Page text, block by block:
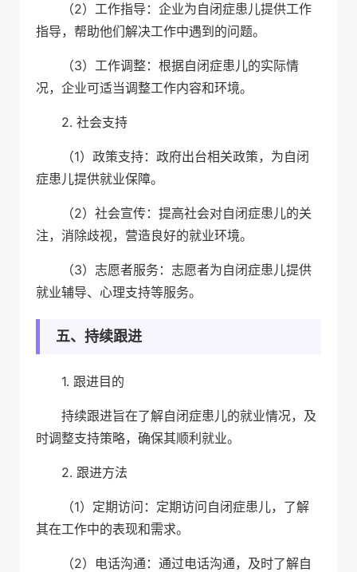
（2）工作指导：企业为自闭症患儿提供工作
指导，帮助他们解决工作中遇到的问题。
（3）工作调整：根据自闭症患儿的实际情
况，企业可适当调整工作内容和环境。
2. 社会支持
（1）政策支持：政府出台相关政策，为自闭
症患儿提供就业保障。
（2）社会宣传：提高社会对自闭症患儿的关
注，消除歧视，营造良好的就业环境。
（3）志愿者服务：志愿者为自闭症患儿提供
就业辅导、心理支持等服务。
五、持续跟进
1. 跟进目的
持续跟进旨在了解自闭症患儿的就业情况，及
时调整支持策略，确保其顺利就业。
2. 跟进方法
（1）定期访问：定期访问自闭症患儿，了解
其在工作中的表现和需求。
（2）电话沟通：通过电话沟通，及时了解自